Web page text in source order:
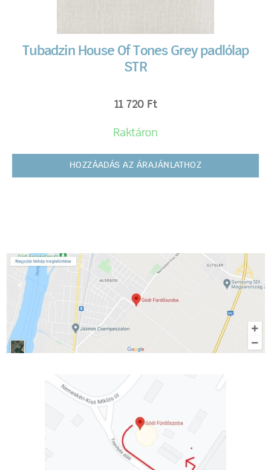
Tubadzin House Of Tones Grey padlólap
STR
11 720 Ft
Raktáron
HOZZÁADÁS AZ ÁRAJÁNLATHOZ